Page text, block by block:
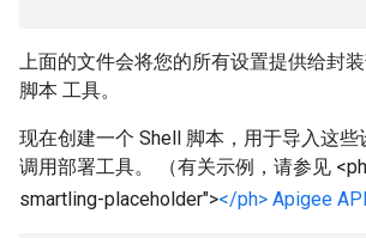
上面的文件会将您的所有设置提供给封
脚本 工具。
现在创建一个 Shell 脚本，用于导入这
调用部署工具。 （有关示例，请参见
smartling-placeholder"></ph> Apigee